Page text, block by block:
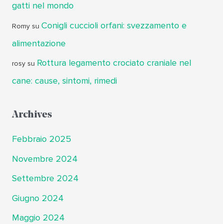
gatti nel mondo
Romysu Conigli cuccioli orfani: svezzamento e
alimentazione
rosysu Rottura legamento crociato craniale nel
cane: cause, sintomi, rimedi
Archives
Febbraio 2025
Novembre 2024
Settembre 2024
Giugno 2024
Maggio 2024